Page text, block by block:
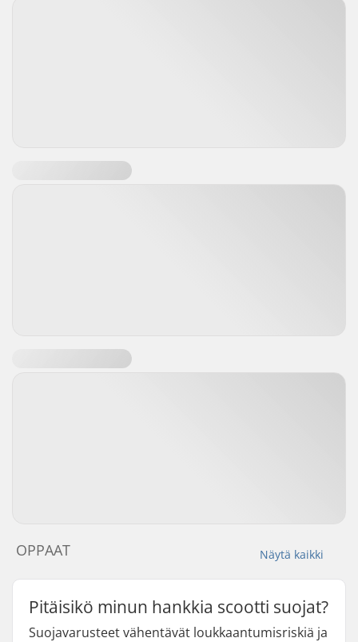
Näytä kaikki
OPPAAT
Pitäisikö minun hankkia scootti suojat?
Suojavarusteet vähentävät loukkaantumisriskiä ja